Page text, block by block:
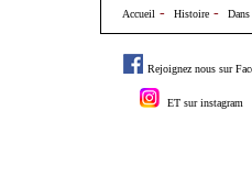
Accueil - Histoire -
Rejoignez nous sur
ET sur instagram